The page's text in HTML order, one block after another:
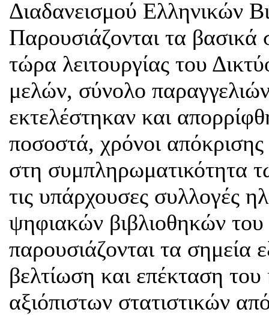
Διαδανεισμού Ελληνικών
Παρουσιάζονται τα βασικά
τώρα λειτουργίας του
μελών, σύνολο
εκτελέστηκαν και
ποσοστά, χρόνοι
στη συμπληρωματικότητα
τις υπάρχουσες συλλογές
ψηφιακών βιβλιοθηκών
παρουσιάζονται τα σημεία
βελτίωση και επέκταση
αξιόπιστων στατιστικών